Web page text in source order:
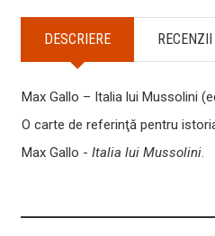
DESCRIERE
Max Gallo – Italia lui Mussolini
O carte de referinţă pentru
Max Gallo - Italia lui Mussolini.